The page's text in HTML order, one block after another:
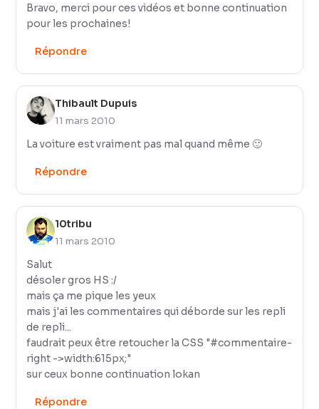
Bravo, merci pour ces vidéos et bonne continuation
pour les prochaines!
Répondre
Thibault Dupuis
11 mars 2010
La voiture est vraiment pas mal quand même 🙂
Répondre
10tribu
11 mars 2010
Salut
désoler gros HS :/
mais ça me pique les yeux
mais j'ai les commentaires qui déborde sur les repli
de repli...
faudrait peux être retoucher la CSS "#commentaire-
right ->width:615px;"
sur ceux bonne continuation lokan
Répondre